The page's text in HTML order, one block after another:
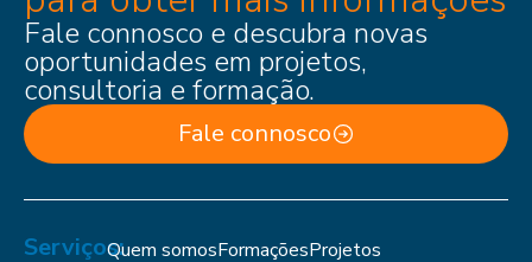
Fale connosco e descubra novas
oportunidades em projetos,
consultoria e formação.
Fale connosco
Serviços:Quem somosFormaçõesProjetos